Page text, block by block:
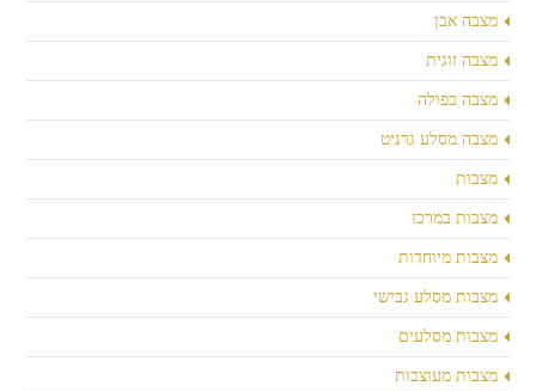
מצבה אבן
מצבה זוגית
מצבה כפולה
מצבה מסלע גרניט
מצבות
מצבות במרכז
מצבות מיוחדות
מצבות מסלע גבישי
מצבות מסלעים
מצבות מעוצבות